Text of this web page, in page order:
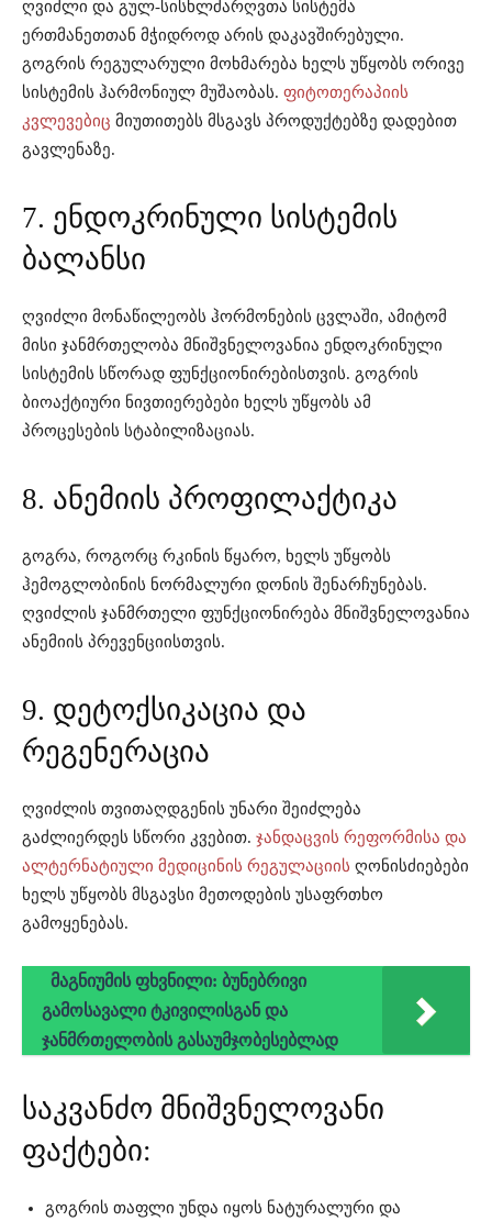
ღვიძლი და გულ-სისხლძარღვთა სისტემა
ერთმანეთთან მჭიდროდ არის დაკავშირებული.
გოგრის რეგულარული მოხმარება ხელს უწყობს ორივე
სისტემის ჰარმონიულ მუშაობას. ფიტოთერაპიის
კვლევებიც მიუთითებს მსგავს პროდუქტებზე დადებით
გავლენაზე.
7. ენდოკრინული სისტემის
ბალანსი
ღვიძლი მონაწილეობს ჰორმონების ცვლაში, ამიტომ
მისი ჯანმრთელობა მნიშვნელოვანია ენდოკრინული
სისტემის სწორად ფუნქციონირებისთვის. გოგრის
ბიოაქტიური ნივთიერებები ხელს უწყობს ამ
პროცესების სტაბილიზაციას.
8. ანემიის პროფილაქტიკა
გოგრა, როგორც რკინის წყარო, ხელს უწყობს
ჰემოგლობინის ნორმალური დონის შენარჩუნებას.
ღვიძლის ჯანმრთელი ფუნქციონირება მნიშვნელოვანია
ანემიის პრევენციისთვის.
9. დეტოქსიკაცია და
რეგენერაცია
ღვიძლის თვითაღდგენის უნარი შეიძლება
გაძლიერდეს სწორი კვებით. ჯანდაცვის რეფორმისა და
ალტერნატიული მედიცინის რეგულაციის ღონისძიებები
ხელს უწყობს მსგავსი მეთოდების უსაფრთხო
გამოყენებას.
მაგნიუმის ფხვნილი: ბუნებრივი
გამოსავალი ტკივილისგან და
ჯანმრთელობის გასაუმჯობესებლად
საკვანძო მნიშვნელოვანი
ფაქტები:
გოგრის თაფლი უნდა იყოს ნატურალური და